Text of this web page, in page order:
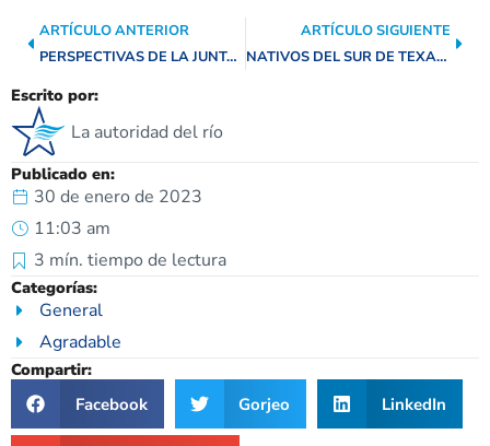
Escrito por:
La autoridad del río
Publicado en:
30 de enero de 2023
11:03 am
3 mín. tiempo de lectura
Categorías:
General
Agradable
Compartir:
Facebook
Gorjeo LinkedIn
ARTÍCULO ANTERIOR
PERSPECTIVAS DE LA JUNTA DIRECTIVA: PRESIDENTE DE LA JUNTA DIRECTIVA JIM CAMPBELL
ARTÍCULO SIGUIENTE
NATIVOS DEL SUR DE TEXAS: CANGREJO AZUL DEL ATLÁNTICO